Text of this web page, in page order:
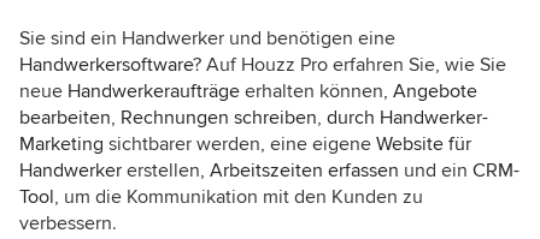
Sie sind ein Handwerker und benötigen eine
Handwerkersoftware? Auf Houzz Pro erfahren Sie, wie Sie
neue Handwerkeraufträge erhalten können, Angebote
bearbeiten, Rechnungen schreiben, durch Handwerker-
Marketing sichtbarer werden, eine eigene Website für
Handwerker erstellen, Arbeitszeiten erfassen und ein CRM-
Tool, um die Kommunikation mit den Kunden zu
verbessern.